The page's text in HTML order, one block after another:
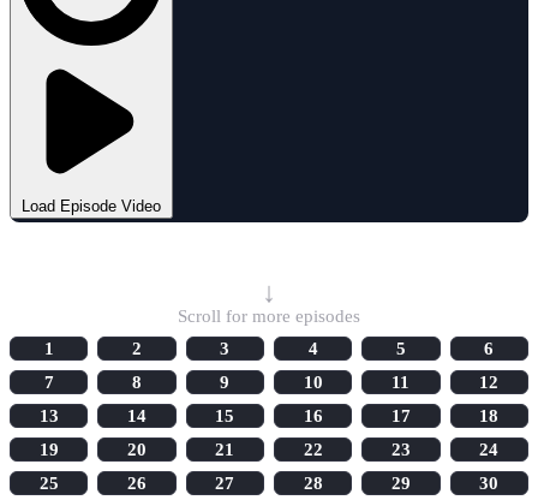
Load Episode Video
↓
Scroll for more episodes
1
2 3 4 5
6
7
8 9 10 11
12
13
14 15 16 17
18
19
20 21 22 23
24
25
26 27 28 29
30